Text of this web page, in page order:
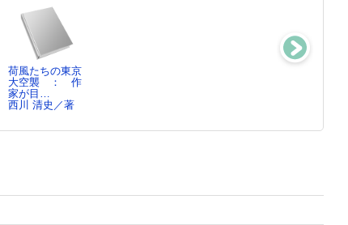
荷風たちの東京
大空襲 ： 作
家が目…
西川 清史／著